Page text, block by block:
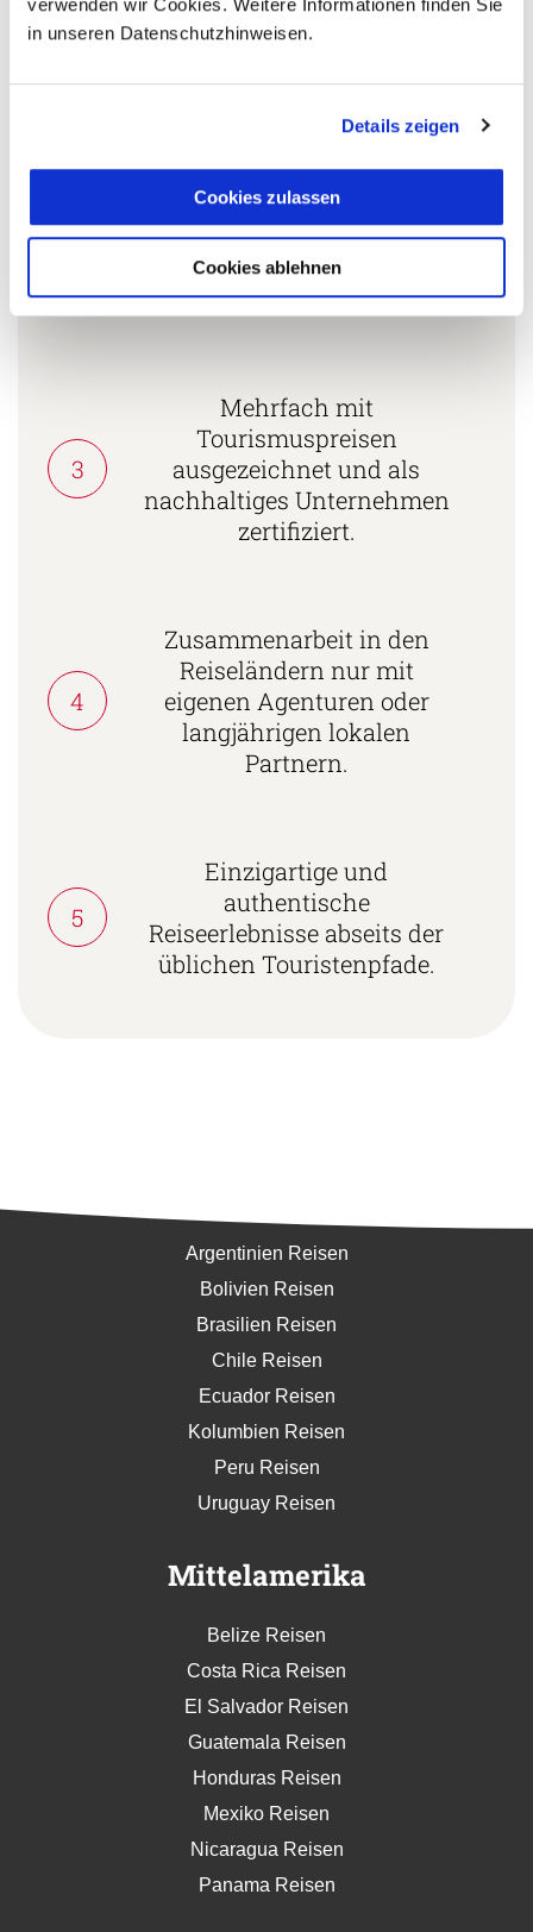
verwenden wir Cookies. Weitere Informationen finden Sie
in unseren Datenschutzhinweisen.
Details zeigen
Cookies zulassen
Cookies ablehnen
5 Gründe warum Sie mit Ihrer Buchung bei uns
die richtige Entscheidung treffen:
25 Jahren Erfahrung!
Persönliche Beratung durch
vielgereiste
Länderspezialisten.
3
Mehrfach mit
Tourismuspreisen
ausgezeichnet und als
nachhaltiges Unternehmen
zertifiziert.
4
Zusammenarbeit in den
Reiseländern nur mit
eigenen Agenturen oder
langjährigen lokalen
Partnern.
5
Einzigartige und
authentische
Reiseerlebnisse abseits der
üblichen Touristenpfade.
Argentinien Reisen
Bolivien Reisen
Brasilien Reisen
Chile Reisen
Ecuador Reisen
Kolumbien Reisen
Peru Reisen
Uruguay Reisen
Mittelamerika
Belize Reisen
Costa Rica Reisen
El Salvador Reisen
Guatemala Reisen
Honduras Reisen
Mexiko Reisen
Nicaragua Reisen
Panama Reisen